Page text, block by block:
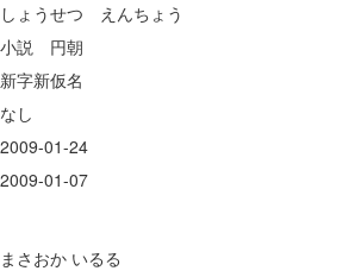
しょうせつ えんちょう
小説 円朝
新字新仮名
なし
2009-01-24
2009-01-07
まさおか いるる